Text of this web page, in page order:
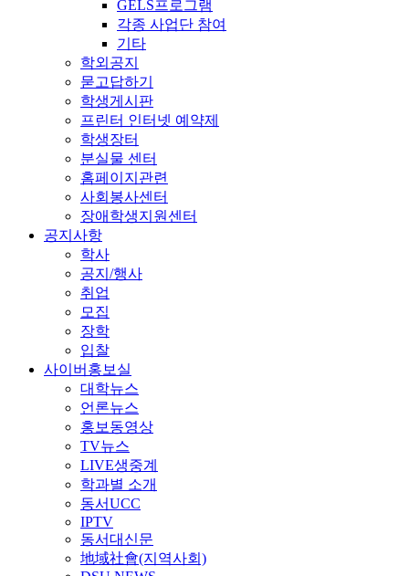
GELS프로그램
각종 사업단 참여
기타
학외공지
묻고답하기
학생게시판
프린터 인터넷 예약제
학생장터
분실물 센터
홈페이지관련
사회봉사센터
장애학생지원센터
공지사항
학사
공지/행사
취업
모집
장학
입찰
사이버홍보실
대학뉴스
언론뉴스
홍보동영상
TV뉴스
LIVE생중계
학과별 소개
동서UCC
IPTV
동서대신문
地域社會(지역사회)